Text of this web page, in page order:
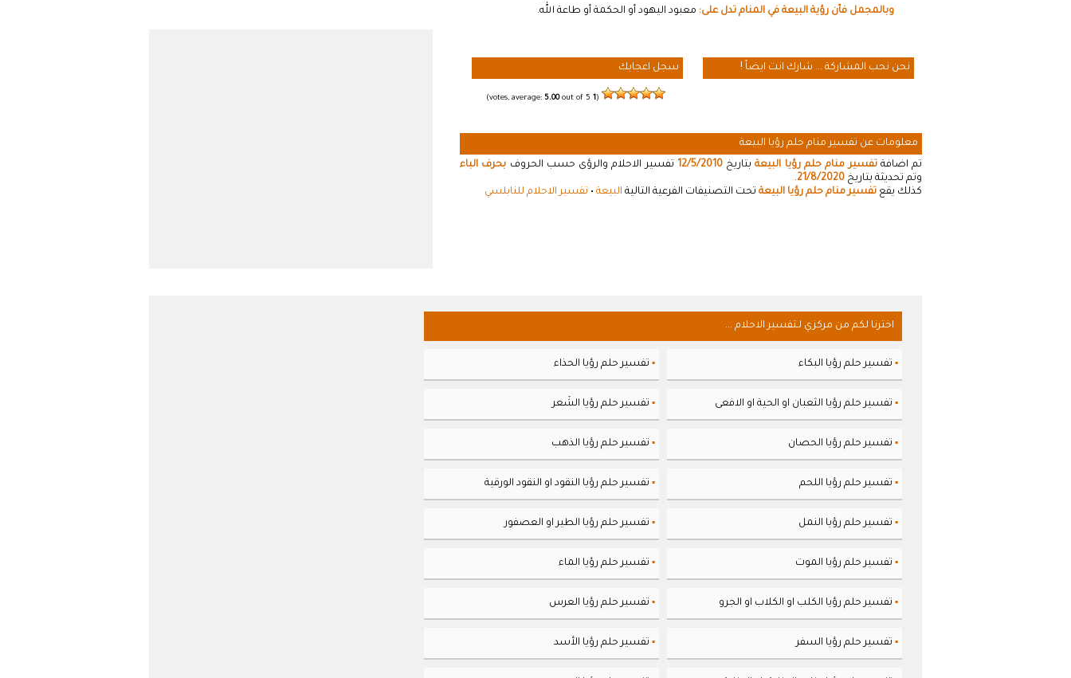
وبالمجمل فأن رؤية البيعة في المنام تدل على: معبود اليهود أو الحكمة أو طاعة الله.
نحن نحب المشاركة ... شارك انت ايضاً ! سجل اعجابك
(
1
5.00out of 5)
معلومات عن تفسير منام حلم رؤيا البيعة
تم اضافةتفسير منام حلم رؤيا البيعةبتاريخ12/5/2010 تفسير الاحلام والرؤى حسب الحروف بحرف الباء
وتم تحديثة بتاريخ 21/8/2020
.
كذلك يقع تفسير منام حلم رؤيا البيعة تحت التصنيفات الفرعية التالية البيعة • تفسير الاحلام للنابلسي
اخترنا لكم من مركزي لـتفسير الاحلام ...
▪ تفسير حلم رؤيا البكاء ▪ تفسير حلم رؤيا الحذاء
▪ تفسير حلم رؤيا الثعبان او الحية او الافعى ▪ تفسير حلم رؤيا الشَعر
▪ تفسير حلم رؤيا الحصان ▪ تفسير حلم رؤيا الذهب
▪ تفسير حلم رؤيا اللحم ▪ تفسير حلم رؤيا النقود او النقود الورقية
▪ تفسير حلم رؤيا النمل ▪ تفسير حلم رؤيا الطير او العصفور
▪ تفسير حلم رؤيا الموت ▪ تفسير حلم رؤيا الماء
▪ تفسير حلم رؤيا الكلب او الكلاب او الجرو ▪ تفسير حلم رؤيا العرس
▪ تفسير حلم رؤيا السفر ▪ تفسير حلم رؤيا الأسد